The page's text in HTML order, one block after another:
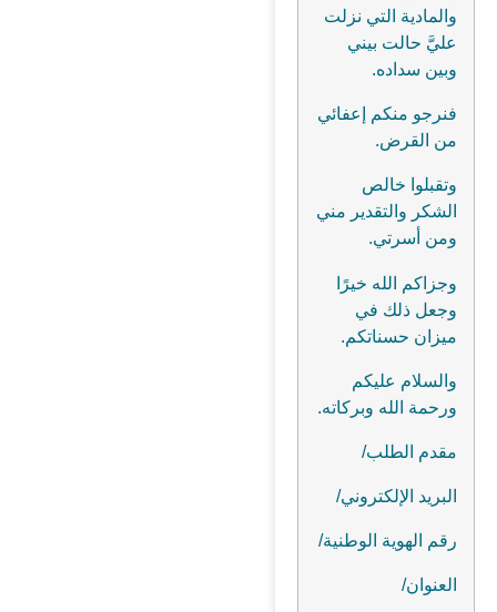
والمادية التي نزلت
عليَّ حالت بيني
وبين سداده.
فنرجو منكم إعفائي
من القرض.
وتقبلوا خالص
الشكر والتقدير مني
ومن أسرتي.
وجزاكم الله خيرًا
وجعل ذلك في
ميزان حسناتكم.
والسلام عليكم
ورحمة الله وبركاته.
مقدم الطلب/
البريد الإلكتروني/
رقم الهوية الوطنية/
العنوان/